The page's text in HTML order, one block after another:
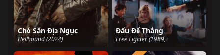
Chó Săn Địa Ngục
Hellhound (2024)
Đấu Để Thắng
Free Fighter (1989)